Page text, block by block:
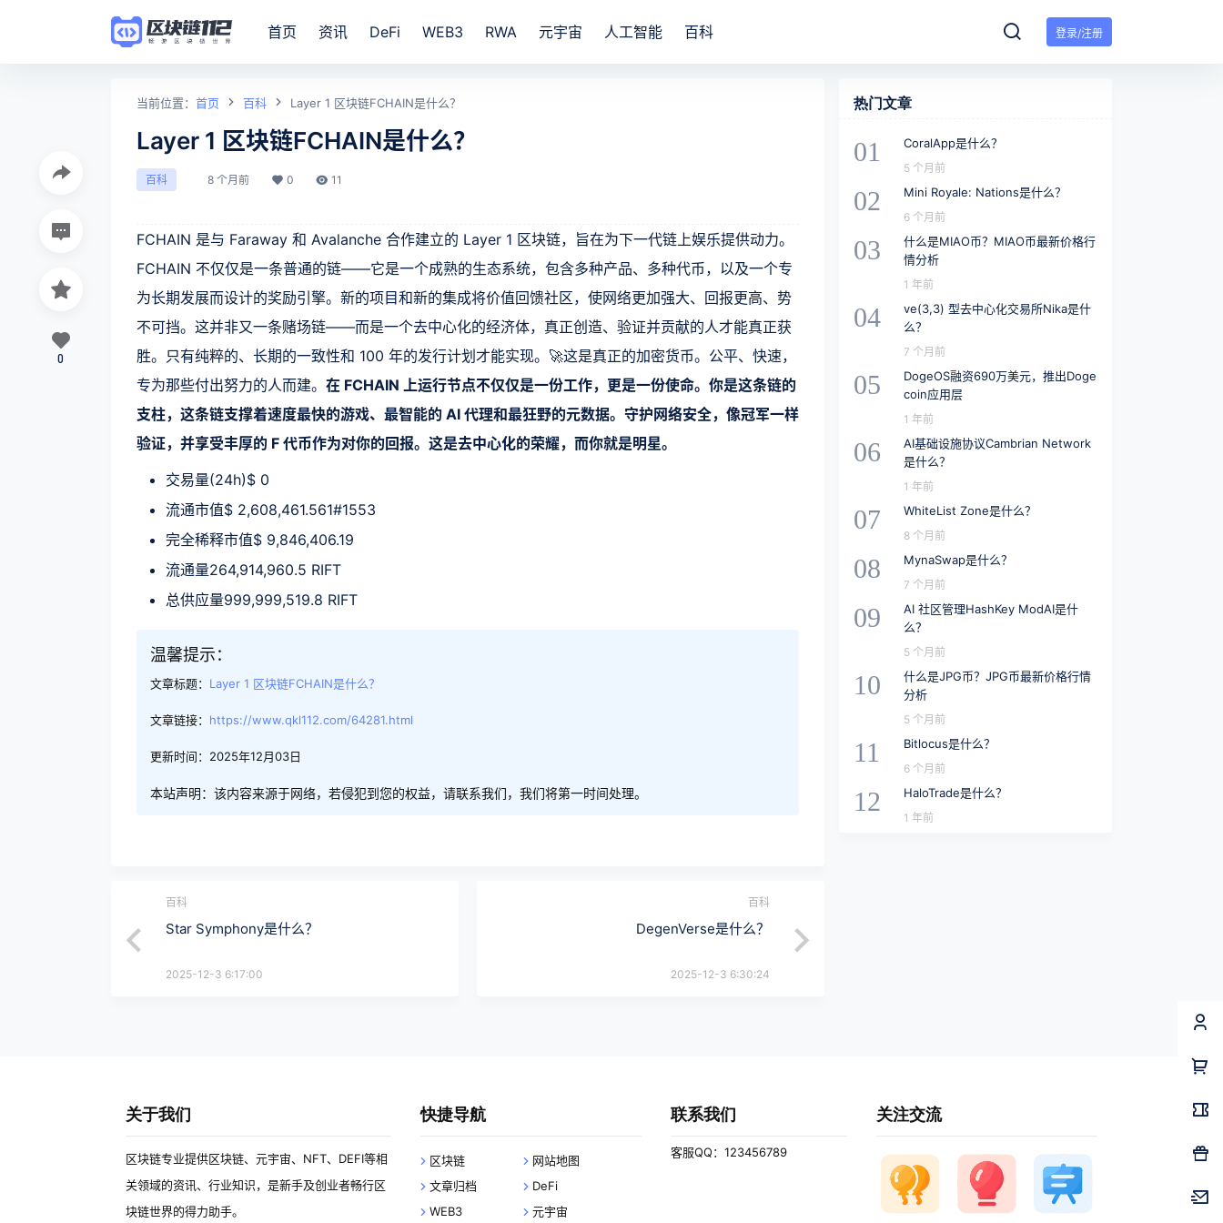
登录/注册
首页 资讯 DeFi WEB3 RWA 元宇宙 人工智能 百科
当前位置： 首页 百科 Layer 1 区块链FCHAIN是什么？
Layer 1 区块链FCHAIN是什么？
百科 8 个月前 0 11
FCHAIN 是与 Faraway 和 Avalanche 合作建立的 Layer 1 区块链，旨在为下一代链上娱乐提供动力。
FCHAIN 不仅仅是一条普通的链——它是一个成熟的生态系统，包含多种产品、多种代币，以及一个专
为长期发展而设计的奖励引擎。新的项目和新的集成将价值回馈社区，使网络更加强大、回报更高、势
不可挡。这并非又一条赌场链——而是一个去中心化的经济体，真正创造、验证并贡献的人才能真正获
胜。只有纯粹的、长期的一致性和 100 年的发行计划才能实现。🚀这是真正的加密货币。公平、快速，
专为那些付出努力的人而建。 在 FCHAIN 上运行节点不仅仅是一份工作，更是一份使命。你是这条链的
支柱，这条链支撑着速度最快的游戏、最智能的 AI 代理和最狂野的元数据。守护网络安全，像冠军一样
验证，并享受丰厚的 F 代币作为对你的回报。这是去中心化的荣耀，而你就是明星。
交易量(24h)$ 0
流通市值$ 2,608,461.561#1553
完全稀释市值$ 9,846,406.19
流通量264,914,960.5 RIFT
总供应量999,999,519.8 RIFT
温馨提示：
文章标题： Layer 1 区块链FCHAIN是什么？
文章链接： https://www.qkl112.com/64281.html
更新时间：2025年12月03日
本站声明：该内容来源于网络，若侵犯到您的权益，请联系我们，我们将第一时间处理。
0
百科
Star Symphony是什么？
2025-12-3 6:17:00
百科
DegenVerse是什么？
2025-12-3 6:30:24
热门文章
01 CoralApp是什么？
5 个月前
02 Mini Royale: Nations是什么？
6 个月前
03
什么是MIAO币？MIAO币最新价格行
情分析
1 年前
04
ve(3,3) 型去中心化交易所Nika是什
么？
7 个月前
05
DogeOS融资690万美元，推出Doge
coin应用层
1 年前
06
AI基础设施协议Cambrian Network
是什么？
1 年前
07 WhiteList Zone是什么？
8 个月前
08 MynaSwap是什么？
7 个月前
09
AI 社区管理HashKey ModAI是什
么？
5 个月前
10
什么是JPG币？JPG币最新价格行情
分析
5 个月前
11 Bitlocus是什么？
6 个月前
12 HaloTrade是什么？
1 年前
关于我们
区块链专业提供区块链、元宇宙、NFT、DEFI等相
关领域的资讯、行业知识，是新手及创业者畅行区
块链世界的得力助手。
快捷导航
区块链
网站地图
文章归档
DeFi
WEB3
元宇宙
联系我们
客服QQ：123456789
关注交流